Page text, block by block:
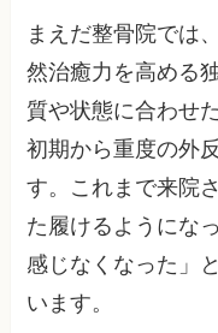
まえだ整骨院では
然治癒力を高める
質や状態に合わせ
初期から重度の外
す。これまで来院
た履けるようにな
感じなくなった」
います。